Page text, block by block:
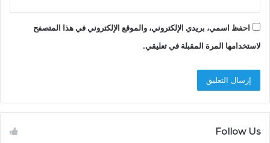
احفظ اسمي، بريدي الإلكتروني، والموقع الإلكتروني في هذا المتصفح
لاستخدامها المرة المقبلة في تعليقي.
Follow Us